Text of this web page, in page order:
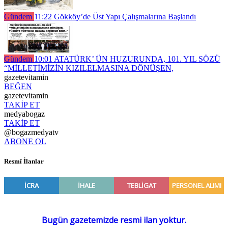
Gündem 11:22 Gökköy’de Üst Yapı Çalışmalarına Başlandı
Gündem 10:01 ATATÜRK’ ÜN HUZURUNDA, 101. YIL SÖZÜ
“MİLLETİMİZİN KIZILELMASINA DÖNÜŞEN,
gazetevitamin
BEĞEN
gazetevitamin
TAKİP ET
medyabogaz
TAKİP ET
@bogazmedyatv
ABONE OL
Resmî İlanlar